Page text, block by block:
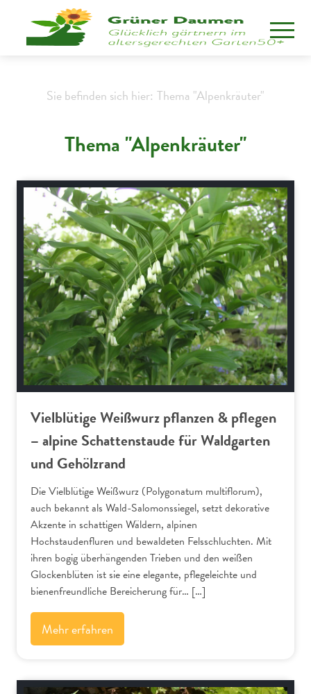
Sie befinden sich hier: Thema "Alpenkräuter"
Thema "Alpenkräuter"
Alpenflora
Vielblütige Weißwurz pflanzen & pflegen
– alpine Schattenstaude für Waldgarten
und Gehölzrand
Die Vielblütige Weißwurz (Polygonatum multiflorum),
auch bekannt als Wald-Salomonssiegel, setzt dekorative
Akzente in schattigen Wäldern, alpinen
Hochstaudenfluren und bewaldeten Felsschluchten. Mit
ihren bogig überhängenden Trieben und den weißen
Glockenblüten ist sie eine elegante, pflegeleichte und
bienenfreundliche Bereicherung für… […]
Mehr erfahren